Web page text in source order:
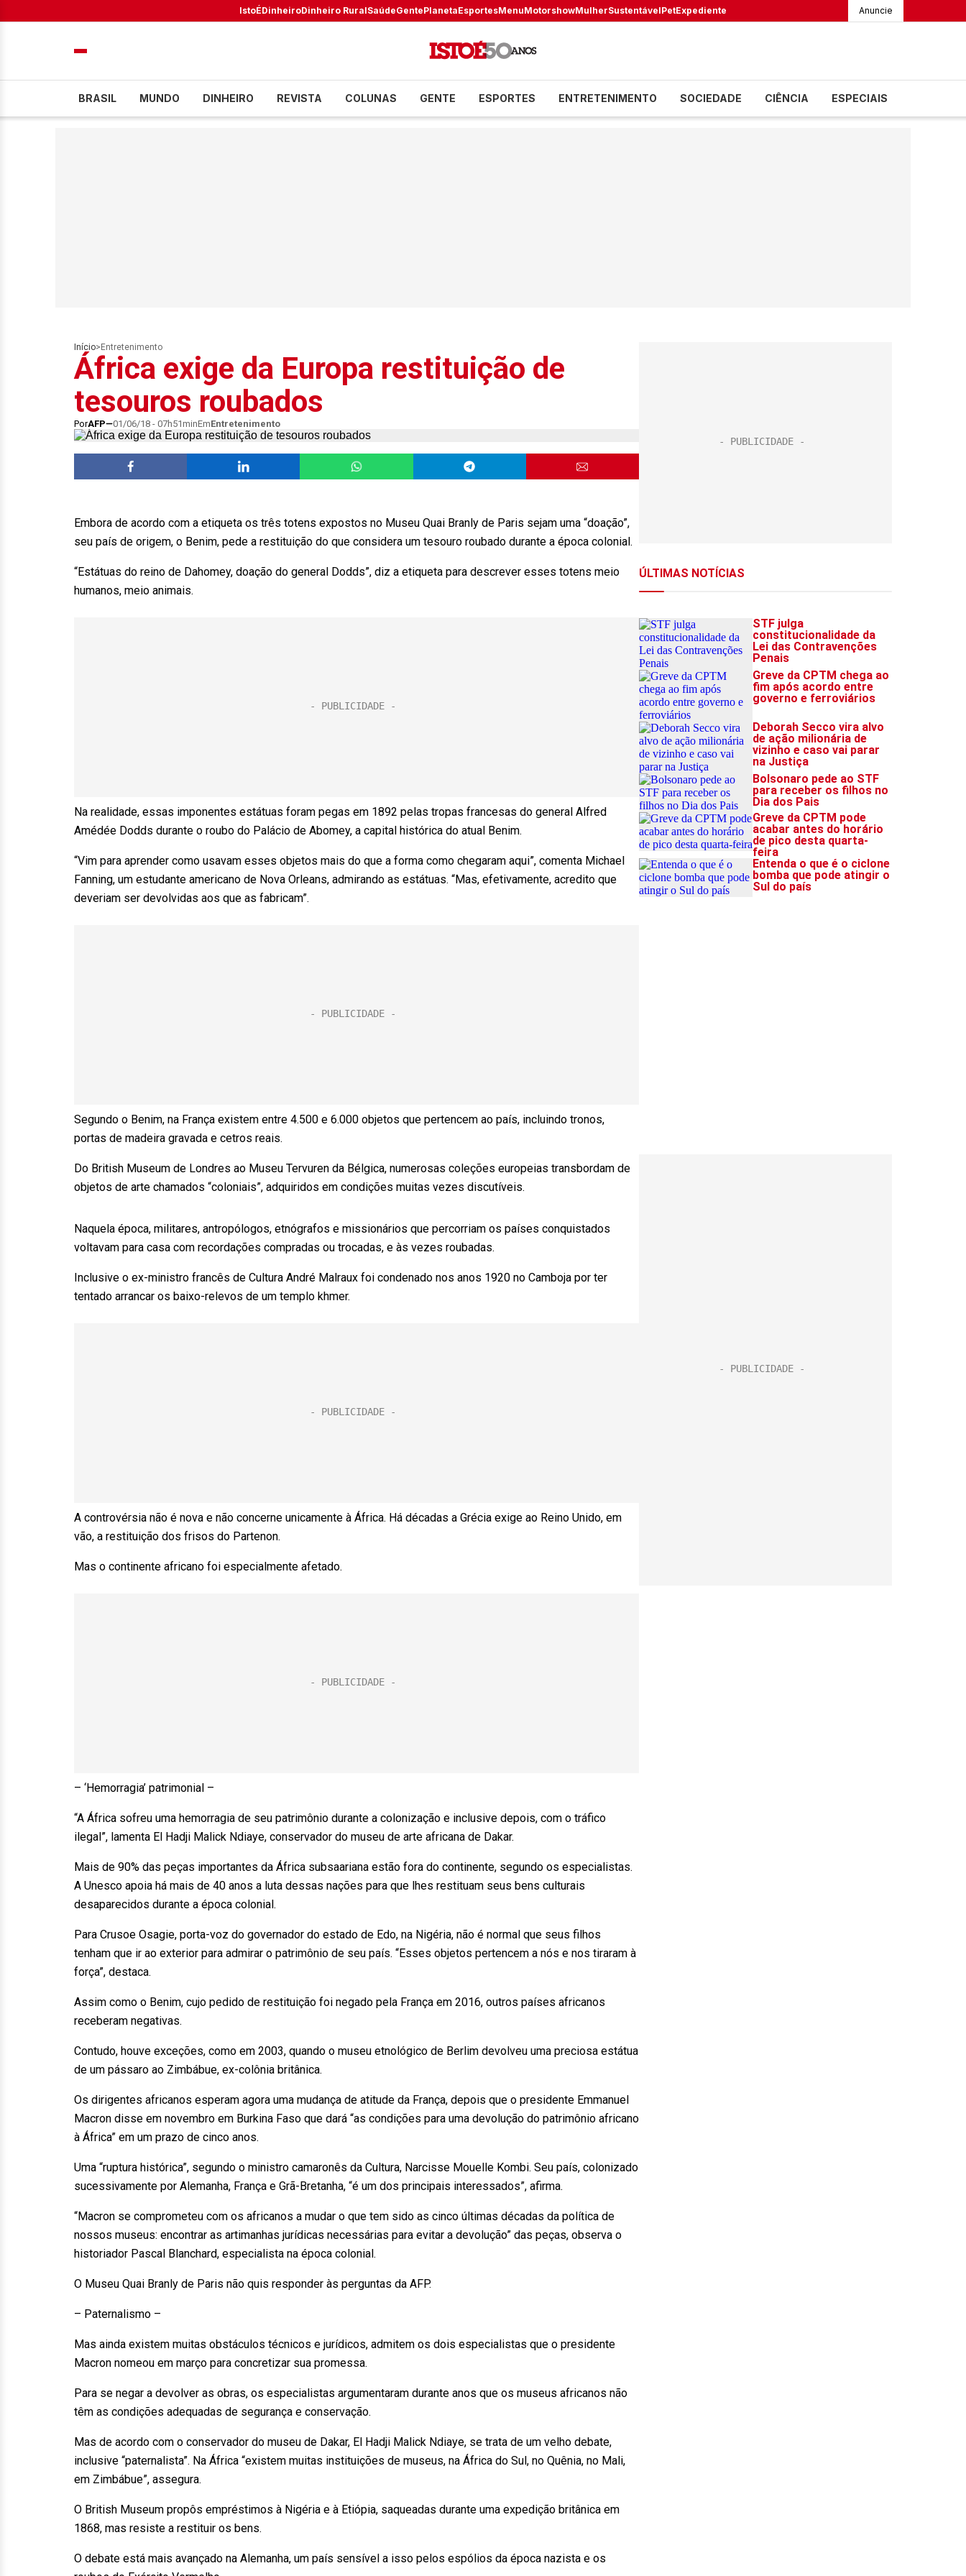
IstoÉDinheiroDinheiro RuralSaúdeGentePlanetaEsportesMenuMotorshowMulherSustentávelPetExpediente Anuncie
BRASIL MUNDO DINHEIRO REVISTA COLUNAS GENTE ESPORTES ENTRETENIMENTO SOCIEDADE CIÊNCIA ESPECIAIS
Início> Entretenimento
África exige da Europa restituição de
tesouros roubados
PorAFP 01/06/18 - 07h51minEmEntretenimento
Embora de acordo com a etiqueta os três totens expostos no Museu Quai Branly de Paris sejam uma “doação”,
seu país de origem, o Benim, pede a restituição do que considera um tesouro roubado durante a época colonial.
“Estátuas do reino de Dahomey, doação do general Dodds”, diz a etiqueta para descrever esses totens meio
humanos, meio animais.
Na realidade, essas imponentes estátuas foram pegas em 1892 pelas tropas francesas do general Alfred
Amédée Dodds durante o roubo do Palácio de Abomey, a capital histórica do atual Benim.
“Vim para aprender como usavam esses objetos mais do que a forma como chegaram aqui”, comenta Michael
Fanning, um estudante americano de Nova Orleans, admirando as estátuas. “Mas, efetivamente, acredito que
deveriam ser devolvidas aos que as fabricam”.
Segundo o Benim, na França existem entre 4.500 e 6.000 objetos que pertencem ao país, incluindo tronos,
portas de madeira gravada e cetros reais.
Do British Museum de Londres ao Museu Tervuren da Bélgica, numerosas coleções europeias transbordam de
objetos de arte chamados “coloniais”, adquiridos em condições muitas vezes discutíveis.
Naquela época, militares, antropólogos, etnógrafos e missionários que percorriam os países conquistados
voltavam para casa com recordações compradas ou trocadas, e às vezes roubadas.
Inclusive o ex-ministro francês de Cultura André Malraux foi condenado nos anos 1920 no Camboja por ter
tentado arrancar os baixo-relevos de um templo khmer.
A controvérsia não é nova e não concerne unicamente à África. Há décadas a Grécia exige ao Reino Unido, em
vão, a restituição dos frisos do Partenon.
Mas o continente africano foi especialmente afetado.
– ‘Hemorragia’ patrimonial –
“A África sofreu uma hemorragia de seu patrimônio durante a colonização e inclusive depois, com o tráfico
ilegal”, lamenta El Hadji Malick Ndiaye, conservador do museu de arte africana de Dakar.
Mais de 90% das peças importantes da África subsaariana estão fora do continente, segundo os especialistas.
A Unesco apoia há mais de 40 anos a luta dessas nações para que lhes restituam seus bens culturais
desaparecidos durante a época colonial.
Para Crusoe Osagie, porta-voz do governador do estado de Edo, na Nigéria, não é normal que seus filhos
tenham que ir ao exterior para admirar o patrimônio de seu país. “Esses objetos pertencem a nós e nos tiraram à
força”, destaca.
Assim como o Benim, cujo pedido de restituição foi negado pela França em 2016, outros países africanos
receberam negativas.
Contudo, houve exceções, como em 2003, quando o museu etnológico de Berlim devolveu uma preciosa estátua
de um pássaro ao Zimbábue, ex-colônia britânica.
Os dirigentes africanos esperam agora uma mudança de atitude da França, depois que o presidente Emmanuel
Macron disse em novembro em Burkina Faso que dará “as condições para uma devolução do patrimônio africano
à África” em um prazo de cinco anos.
Uma “ruptura histórica”, segundo o ministro camaronês da Cultura, Narcisse Mouelle Kombi. Seu país, colonizado
sucessivamente por Alemanha, França e Grã-Bretanha, “é um dos principais interessados”, afirma.
“Macron se comprometeu com os africanos a mudar o que tem sido as cinco últimas décadas da política de
nossos museus: encontrar as artimanhas jurídicas necessárias para evitar a devolução” das peças, observa o
historiador Pascal Blanchard, especialista na época colonial.
O Museu Quai Branly de Paris não quis responder às perguntas da AFP.
– Paternalismo –
Mas ainda existem muitas obstáculos técnicos e jurídicos, admitem os dois especialistas que o presidente
Macron nomeou em março para concretizar sua promessa.
Para se negar a devolver as obras, os especialistas argumentaram durante anos que os museus africanos não
têm as condições adequadas de segurança e conservação.
Mas de acordo com o conservador do museu de Dakar, El Hadji Malick Ndiaye, se trata de um velho debate,
inclusive “paternalista”. Na África “existem muitas instituições de museus, na África do Sul, no Quênia, no Mali,
em Zimbábue”, assegura.
O British Museum propôs empréstimos à Nigéria e à Etiópia, saqueadas durante uma expedição britânica em
1868, mas resiste a restituir os bens.
O debate está mais avançado na Alemanha, um país sensível a isso pelos espólios da época nazista e os